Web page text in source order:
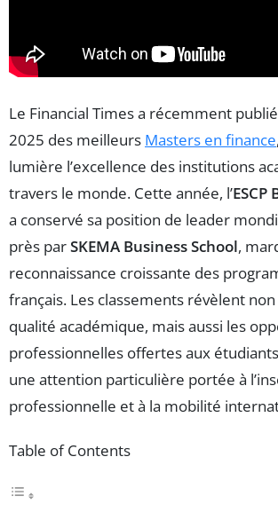
Le Financial Times a récemment
2025 des meilleurs Masters en finance
lumière l’excellence des institutions
travers le monde. Cette année, l’ESCP
a conservé sa position de leader
près parSKEMA Business School,
reconnaissance croissante des
français. Les classements révèlent
qualité académique, mais aussi les
professionnelles offertes aux
une attention particulière portée à
professionnelle et à la mobilité
Table of Contents